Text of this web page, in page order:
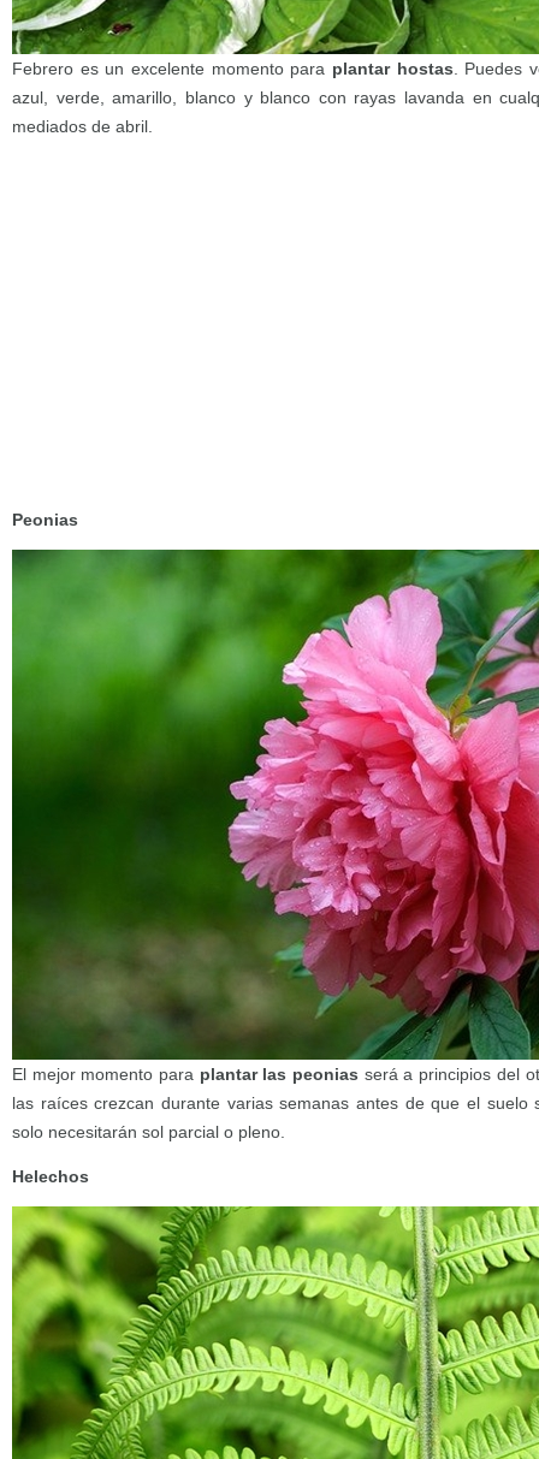
Febrero es un excelente momento para plantar hostas . Puedes
azul, verde, amarillo, blanco y blanco con rayas lavanda en
mediados de abril.
Peonias
El mejor momento para plantar las peonias será a principios del
las raíces crezcan durante varias semanas antes de que el suelo
solo necesitarán sol parcial o pleno.
Helechos